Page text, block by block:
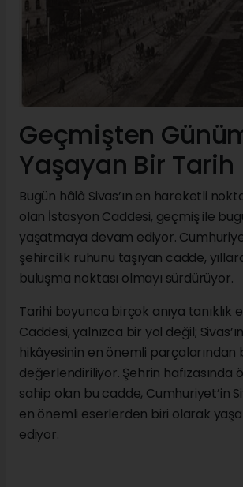
Geçmişten
Yaşayan Bir Tarih
Bugün hâlâ Sivas’ın en hareketli
olan İstasyon Caddesi, geçmiş ile
yaşatmaya devam ediyor.
şehircilik ruhunu taşıyan cadde,
buluşma noktası olmayı sürdürüyor.
Tarihi boyunca birçok anıya tanıklık
Caddesi, yalnızca bir yol değil;
hikâyesinin en önemli parçalarından
değerlendiriliyor. Şehrin hafızasında
sahip olan bu cadde, Cumhuriyet’in
en önemli eserlerden biri olarak
ediyor.